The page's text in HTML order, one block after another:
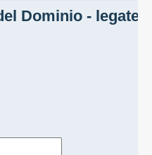
Dominio -